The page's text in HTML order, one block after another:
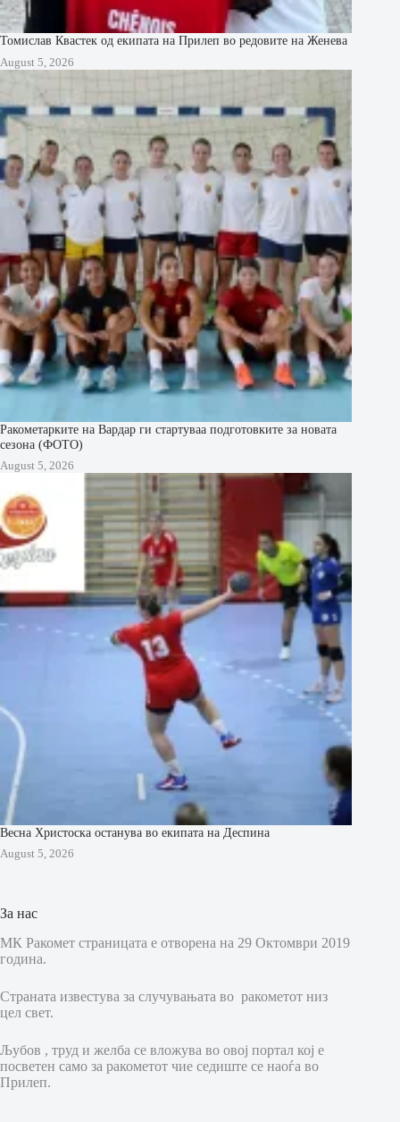
Томислав Квастек од екипата на Прилеп во редовите на Женева
August 5, 2026
Ракометарките на Вардар ги стартуваа подготовките за новата
сезона (ФОТО)
August 5, 2026
Весна Христоска останува во екипата на Деспина
August 5, 2026
За нас
МК Ракомет страницата е отворена на 29 Октомври 2019
година.
Страната известува за случувањата во ракометот низ
цел свет.
Љубов , труд и желба се вложува во овој портал кој е
посветен само за ракометот чие седиште се наоѓа во
Прилеп.